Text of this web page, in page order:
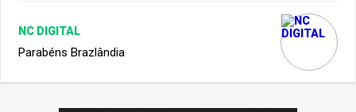
NC DIGITAL
Parabéns Brazlândia